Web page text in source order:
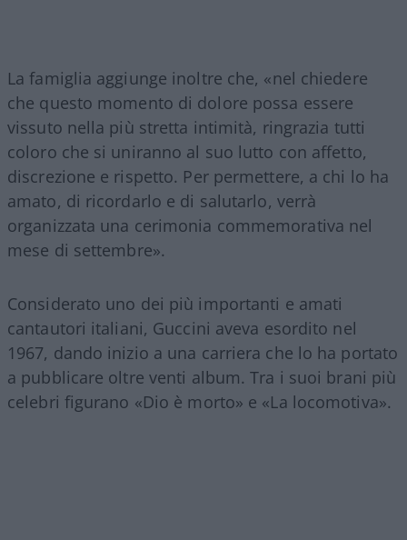
La famiglia aggiunge inoltre che, «nel chiedere
che questo momento di dolore possa essere
vissuto nella più stretta intimità, ringrazia tutti
coloro che si uniranno al suo lutto con affetto,
discrezione e rispetto. Per permettere, a chi lo ha
amato, di ricordarlo e di salutarlo, verrà
organizzata una cerimonia commemorativa nel
mese di settembre».
Considerato uno dei più importanti e amati
cantautori italiani, Guccini aveva esordito nel
1967, dando inizio a una carriera che lo ha portato
a pubblicare oltre venti album. Tra i suoi brani più
celebri figurano «Dio è morto» e «La locomotiva».